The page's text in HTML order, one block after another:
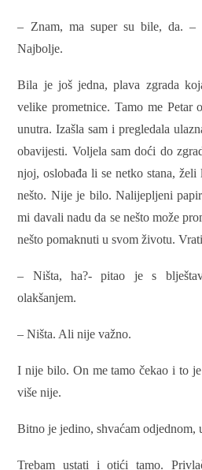
– Znam, ma super su bile, da. –
Najbolje.
Bila je još jedna, plava zgrada
velike prometnice. Tamo me Petar
unutra. Izašla sam i pregledala
obavijesti. Voljela sam doći do
njoj, oslobađa li se netko stana,
nešto. Nije je bilo. Nalijepljeni
mi davali nadu da se nešto može
nešto pomaknuti u svom životu.
– Ništa, ha?- pitao je s
olakšanjem.
– Ništa. Ali nije važno.
I nije bilo. On me tamo čekao i to
više nije.
Bitno je jedino, shvaćam odjednom,
Trebam ustati i otići tamo.